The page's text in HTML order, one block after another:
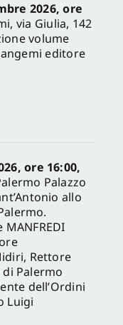
2026, ore
via Giulia, 142
volume
editore
ore 16:00,
Palazzo
allo
Rettore
Palermo
dell’Ordini
Luigi